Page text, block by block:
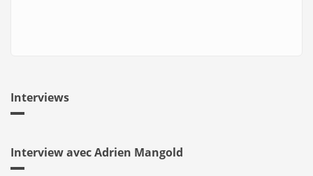
Interviews
Interview avec Adrien Mangold